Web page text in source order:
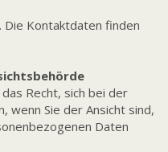
Die Kontaktdaten finden
Recht, sich bei der
wenn Sie der Ansicht sind,
Daten